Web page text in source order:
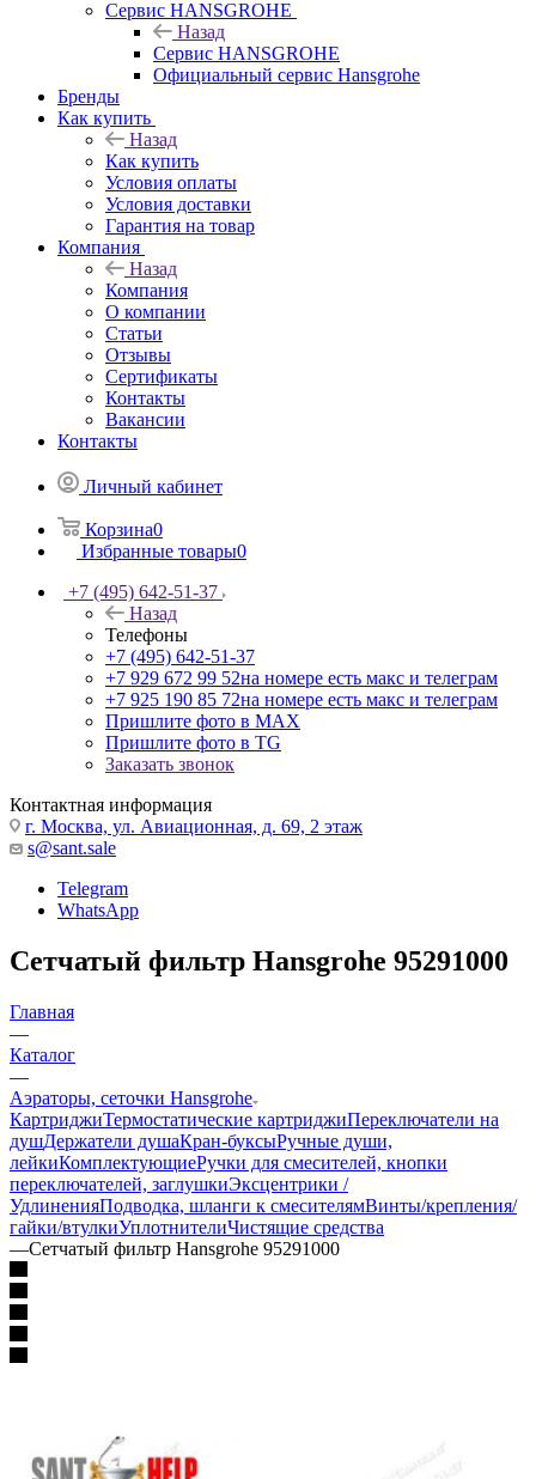
Сервис HANSGROHE
Назад
Сервис HANSGROHE
Официальный сервис Hansgrohe
Бренды
Как купить
Назад
Как купить
Условия оплаты
Условия доставки
Гарантия на товар
Компания
Назад
Компания
О компании
Статьи
Отзывы
Сертификаты
Контакты
Вакансии
Контакты
Личный кабинет
Корзина0
Избранные товары0
+7 (495) 642-51-37
Назад
Телефоны
+7 (495) 642-51-37
+7 929 672 99 52на номере есть макс и телеграм
+7 925 190 85 72на номере есть макс и телеграм
Пришлите фото в MAX
Пришлите фото в TG
Заказать звонок
Контактная информация
г. Москва, ул. Авиационная, д. 69, 2 этаж
s@sant.sale
Telegram
WhatsApp
Сетчатый фильтр Hansgrohe 95291000
Главная
—
Каталог
—
Аэраторы, сеточки Hansgrohe
КартриджиТермостатические картриджиПереключатели на
душДержатели душаКран-буксыРучные души,
лейкиКомплектующиеРучки для смесителей, кнопки
переключателей, заглушкиЭксцентрики /
УдлиненияПодводка, шланги к смесителямВинты/крепления/
гайки/втулкиУплотнителиЧистящие средства
—Сетчатый фильтр Hansgrohe 95291000